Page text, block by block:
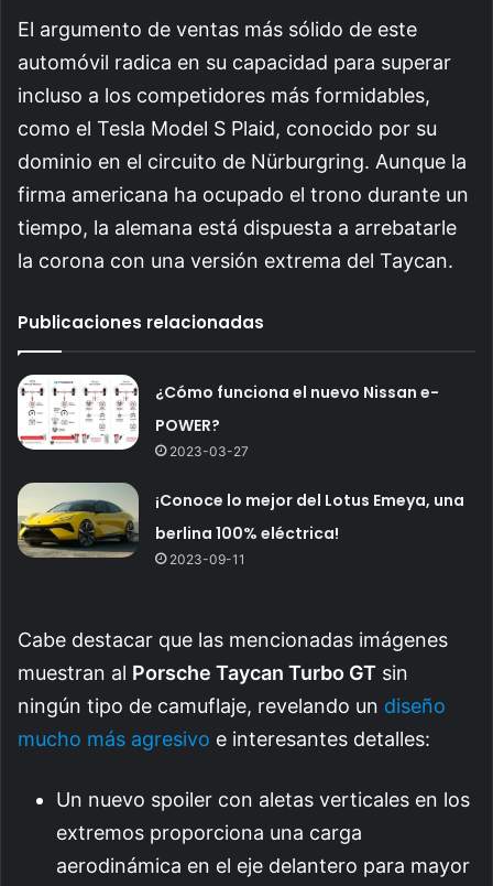
El argumento de ventas más sólido de este
automóvil radica en su capacidad para superar
incluso a los competidores más formidables,
como el Tesla Model S Plaid, conocido por su
dominio en el circuito de Nürburgring. Aunque la
firma americana ha ocupado el trono durante un
tiempo, la alemana está dispuesta a arrebatarle
la corona con una versión extrema del Taycan.
Publicaciones relacionadas
¿Cómo funciona el nuevo Nissan e-
POWER?
2023-03-27
¡Conoce lo mejor del Lotus Emeya, una
berlina 100% eléctrica!
2023-09-11
Cabe destacar que las mencionadas imágenes
muestran al Porsche Taycan Turbo GT sin
ningún tipo de camuflaje, revelando un diseño
mucho más agresivo e interesantes detalles:
Un nuevo spoiler con aletas verticales en los
extremos proporciona una carga
aerodinámica en el eje delantero para mayor